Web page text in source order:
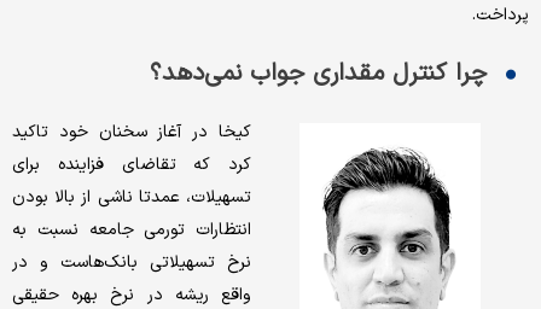
پرداخت.
چرا کنترل مقداری جواب نمی‌دهد؟
کیخا در آغاز سخنان خود تاکید
کرد که تقاضای فزاینده برای
تسهیلات، عمدتا ناشی از بالا بودن
انتظارات تورمی جامعه نسبت به
نرخ تسهیلاتی بانک‌هاست و در
واقع ریشه در نرخ بهره حقیقی